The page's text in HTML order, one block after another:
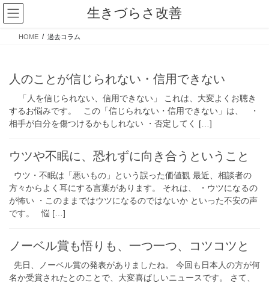
コ
ン
ナ
ビ
生きづらさ改善
HOME 過去コラム
人のことが信じられない・信用できない
「人を信じられない、信用できない」 これは、大変よくお聴き
するお悩みです。 この「信じられない・信用できない」は、 ・
相手が自分を傷つけるかもしれない ・否定してく […]
ウツや不眠に、恐れずに向き合うということ
ウツ・不眠は「悪いもの」という誤った価値観 最近、相談者の
方々からよく耳にする言葉があります。 それは、 ・ウツになるの
が怖い ・このままではウツになるのではないか といった不安の声
です。 悩 […]
ノーベル賞も悟りも、一つ一つ、コツコツと
先日、ノーベル賞の発表がありましたね。 今回も日本人の方が何
名か受賞されたとのことで、大変喜ばしいニュースです。 さて、